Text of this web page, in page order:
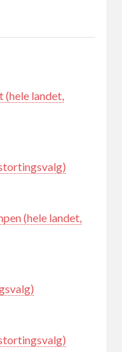
landet,
(hele landet,